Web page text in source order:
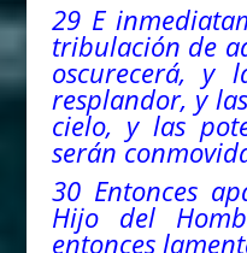
29 E
tribulación de
oscurecerá, y
resplandor, y
cielo, y las
serán
30 Entonces
Hijo del
entonces